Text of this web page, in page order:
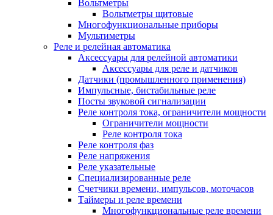
Вольтметры
Вольтметры щитовые
Многофункциональные приборы
Мультиметры
Реле и релейная автоматика
Аксессуары для релейной автоматики
Аксессуары для реле и датчиков
Датчики (промышленного применения)
Импульсные, бистабильные реле
Посты звуковой сигнализации
Реле контроля тока, ограничители мощности
Ограничители мощности
Реле контроля тока
Реле контроля фаз
Реле напряжения
Реле указательные
Специализированные реле
Счетчики времени, импульсов, моточасов
Таймеры и реле времени
Многофункциональные реле времени